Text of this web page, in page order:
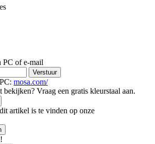
PC of e-mail
Verstuur
mosa.com/
bekijken? Vraag een gratis kleurstaal aan.
artikel is te vinden op onze